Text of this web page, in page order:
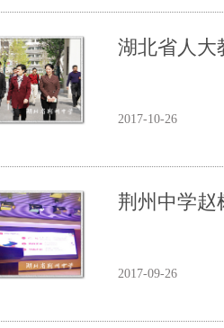
湖北省人大
2017-10-26
荆州中学赵
2017-09-26